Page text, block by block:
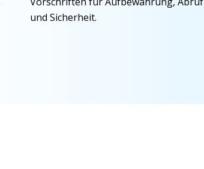
und Sicherheit.